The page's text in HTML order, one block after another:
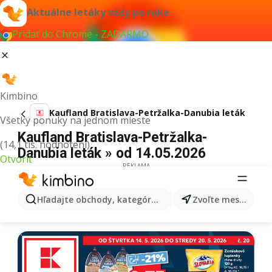
Aktuálne letáky vždy po ruke
Pridať do Chrome - ZADARMO
Kimbino
Všetky ponuky na jednom mieste
(14,1 tis. hodnotení)
Otvoriť
Hľadajte obchody, kategórie, produkty... Zvoľte mesto
Kaufland Bratislava-Petržalka-Danubia leták
Kaufland Bratislava-Petržalka-
Danubia leták » od 14.05.2026
REKLAMA